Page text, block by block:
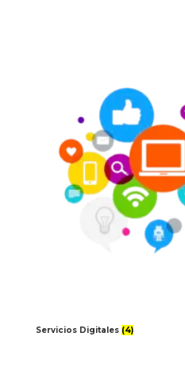
Servicios Digitales (4)